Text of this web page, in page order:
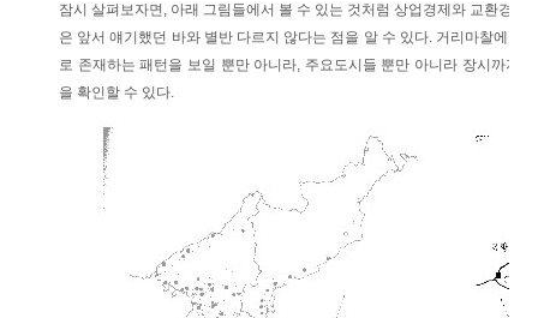
잠시 살펴보자면, 아래 그림들에서 볼 수 있는 것처럼 상업경제와 교환경제
은 앞서 얘기했던 바와 별반 다르지 않다는 점을 알 수 있다. 거리마찰에 의
로 존재하는 패턴을 보일 뿐만 아니라, 주요도시들 뿐만 아니라 장시까지
을 확인할 수 있다.